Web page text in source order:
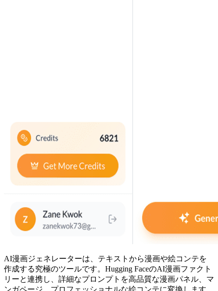
AI漫画ジェネレーターは、テキストから漫画や絵コンテを
作成する究極のツールです。Hugging FaceのAI漫画ファクト
リーと連携し、詳細なプロンプトを高品質な漫画パネル、マ
ンガページ、プロフェッショナルな絵コンテに変換します。